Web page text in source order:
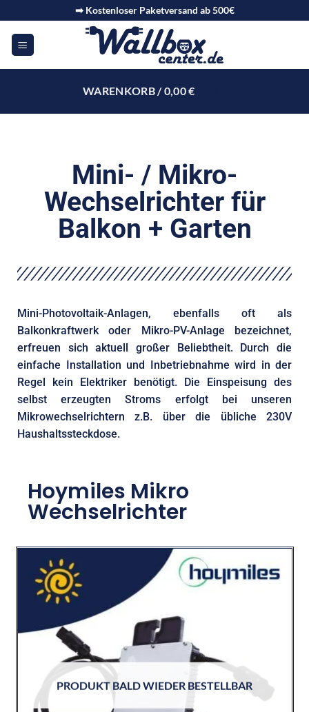
➡ Kostenloser Paketversand ab 500€
WARENKORB /0,00€
Mini- / Mikro-
Wechselrichter für
Balkon + Garten
Mini-Photovoltaik-Anlagen, ebenfalls oft als
Balkonkraftwerk oder Mikro-PV-Anlage bezeichnet,
erfreuen sich aktuell großer Beliebtheit. Durch die
einfache Installation und Inbetriebnahme wird in der
Regel kein Elektriker benötigt. Die Einspeisung des
selbst erzeugten Stroms erfolgt bei unseren
Mikrowechselrichtern z.B. über die übliche 230V
Haushaltssteckdose.
Hoymiles Mikro
Wechselrichter
PRODUKT BALD WIEDER BESTELLBAR